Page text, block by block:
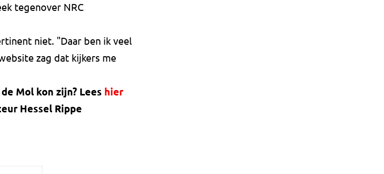
tegenover NRC
niet. "Daar ben ik veel
zag dat kijkers me
Mol kon zijn? Lees hier
Hessel Rippe